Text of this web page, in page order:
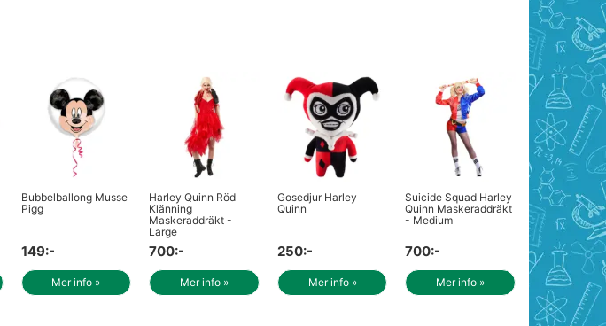
Bubbelballong Musse
Pigg
149:-
Mer info »
Harley Quinn Röd
Klänning
Maskeraddräkt -
Large
700:-
Mer info »
Gosedjur Harley
Quinn
250:-
Mer info »
Suicide Squad Harley
Quinn Maskeraddräkt
- Medium
700:-
Mer info »